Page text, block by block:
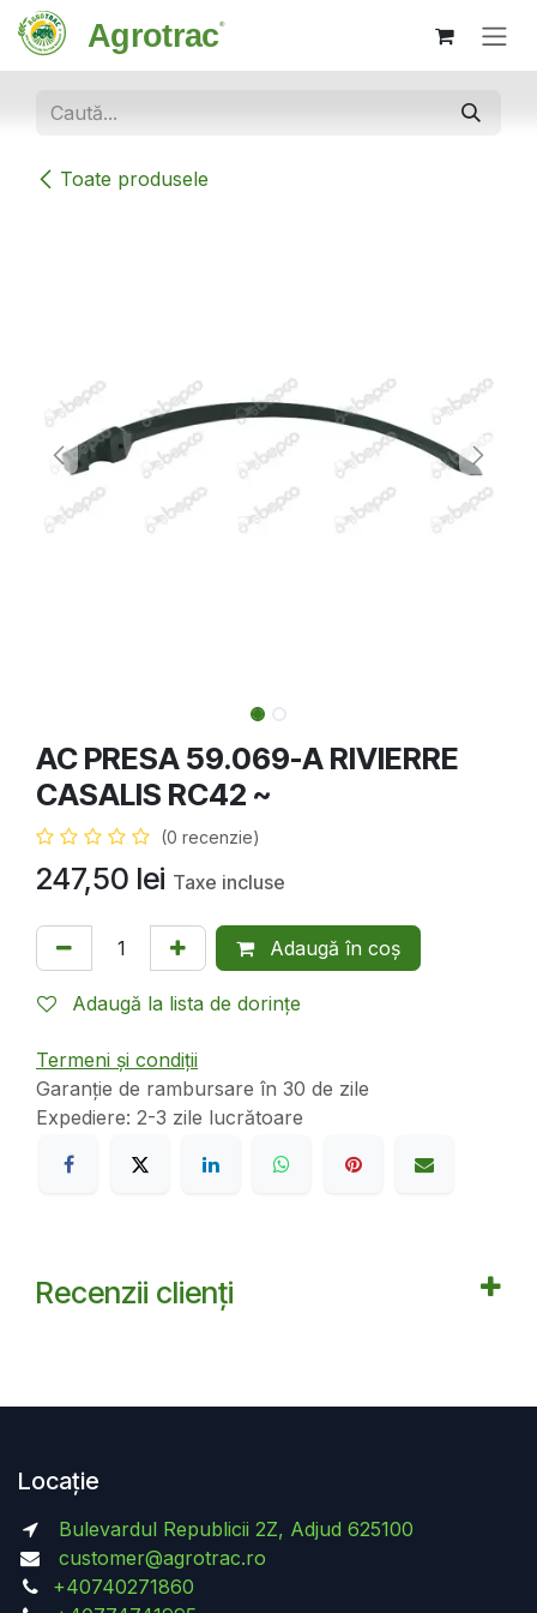
Sari la conținut
Toate produsele
AC PRESA 59.069-A RIVIERRE
CASALIS RC42 ~
(0 recenzie)
247,50 lei Taxe incluse
Adaugă în coș
Adaugă la lista de dorințe
Termeni și condiții
Garanție de rambursare în 30 de zile
Expediere: 2-3 zile lucrătoare
Recenzii clienți
Locație
Bulevardul Republicii 2Z, Adjud 625100
customer@agrotrac.ro
+40740271860